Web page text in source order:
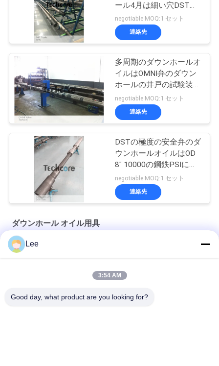
ール4月は細い穴DST用
具に用具を使います
negotiable MOQ:1 セット
連絡先
多周期のダウンホールオ
イルはOMNI弁のダウン
ホールの井戸の試験装置
に用具を使います
negotiable MOQ:1 セット
連絡先
DSTの極度の安全弁のダ
ウンホールオイルはOD
8" 10000の鋼鉄PSIにイ
ンコネルの用具を使いま
す
negotiable MOQ:1 セット
連絡先
ダウンホール オイル用具
操作を折るための破裂ディスク循環弁
Lee
3:54 AM
Good day, what product are you looking for?